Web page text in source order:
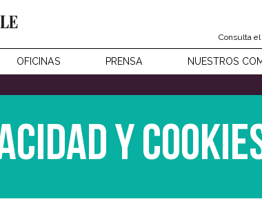
Consulta
OFICINAS PRENSA NUESTROS
y